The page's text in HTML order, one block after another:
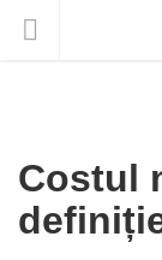
Costul